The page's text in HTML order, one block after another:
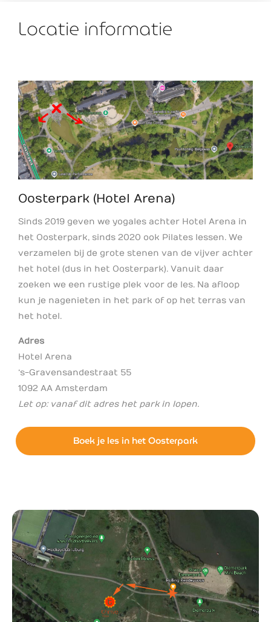
Locatie informatie
Oosterpark (Hotel Arena)
Sinds 2019 geven we yogales achter Hotel Arena in
het Oosterpark, sinds 2020 ook Pilates lessen. We
verzamelen bij de grote stenen van de vijver achter
het hotel (dus in het Oosterpark). Vanuit daar
zoeken we een rustige plek voor de les. Na afloop
kun je nagenieten in het park of op het terras van
het hotel.
Adres
Hotel Arena
‘s-Gravensandestraat 55
1092 AA Amsterdam
Let op: vanaf dit adres het park in lopen.
Boek je les in het Oosterpark